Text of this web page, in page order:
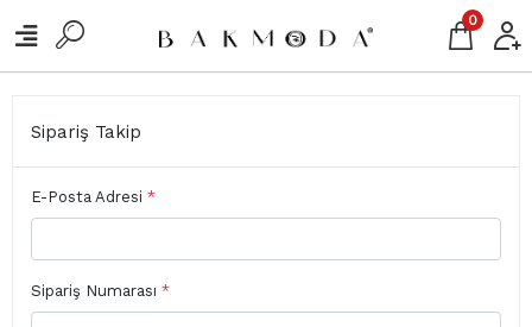
0
Sipariş Takip
E-Posta Adresi *
Sipariş Numarası *